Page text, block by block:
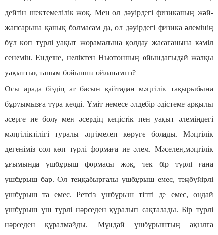
дейтін шектемелілік жоқ. Мен ол дәуірдегі физиканың жәй-
жапсарына қанық болмасам да, ол дәуірдегі физика әлемінің
бұл көп түрлі уақыт жорамалына қолдау жасағанына кәміл
сенемін. Ендеше, неліктен Ньютонның ойындағыдай жалқы
уақыттық таным бойынша ойланамыз?
Осы арада біздің ат басын қайтадан мәңгілік тақырыбына
бұруымызға тура келді. Үміт немесе әлдебір әдістеме арқылы
әсерге ие болу мен әсердің кеңістік пен уақыт әлеміндегі
мәңгіліктілігі туралы әңгімелеп көруге болады. Мәңгілік
дегеніміз сол көп түрлі формаға ие әлем. Мәселен,мәңгілік
ұғымында үшбұрыш формасы жоқ, тек бір түрлі ғана
үшбұрыш бар. Ол теңқабырғалы үшбұрыш емес, теңбүйірлі
үшбұрыш та емес. Ретсіз үшбұрыш тіпті де емес, ондай
үшбұрыш үш түрлі нәрседен құралып сақталады. Бір түрлі
нәрседен құралмайды. Мұндай үшбұрыштың ақылға